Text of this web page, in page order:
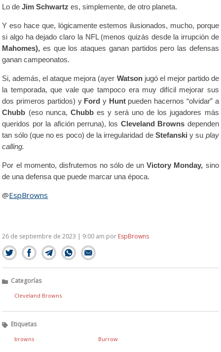
Lo deJim Schwartz es, simplemente, de otro planeta.
Y eso hace que, lógicamente estemos ilusionados, mucho, porque
si algo ha dejado claro la NFL (menos quizás desde la irrupción de
Mahomes), es que los ataques ganan partidos pero las defensas
ganan campeonatos.
Si, además, el ataque mejora (ayer Watsonjugó el mejor partido de
la temporada, que vale que tampoco era muy difícil mejorar sus
dos primeros partidos) y Ford y Huntpueden hacernos “olvidar” a
Chubb (eso nunca, Chubbes y será uno de los jugadores más
queridos por la afición perruna), los Cleveland Browns dependen
tan sólo (que no es poco) de la irregularidad de Stefanski y su play
calling.
Por el momento, disfrutemos no sólo de unVictory Monday, sino
de una defensa que puede marcar una época.
@EspBrowns
26 de septiembre de 2023 | 9:00 am por EspBrowns
Categorías
Cleveland Browns
Etiquetas
browns Burrow